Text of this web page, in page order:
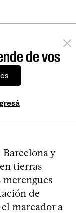
de vos
Barcelona y
tierras
merengues
de
marcador a